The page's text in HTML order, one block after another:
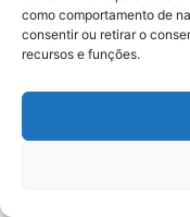
como comportamento de
consentir ou retirar o
recursos e funções.
Eleições